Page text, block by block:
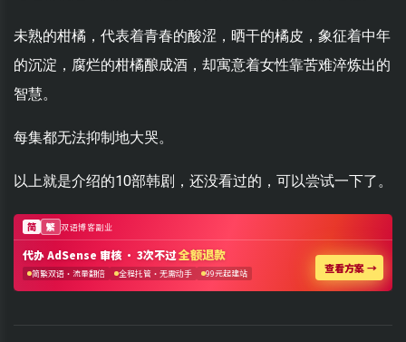
未熟的柑橘，代表着青春的酸涩，晒干的橘皮，象征着中年
的沉淀，腐烂的柑橘酿成酒，却寓意着女性靠苦难淬炼出的
智慧。
每集都无法抑制地大哭。
以上就是介绍的10部韩剧，还没看过的，可以尝试一下了。